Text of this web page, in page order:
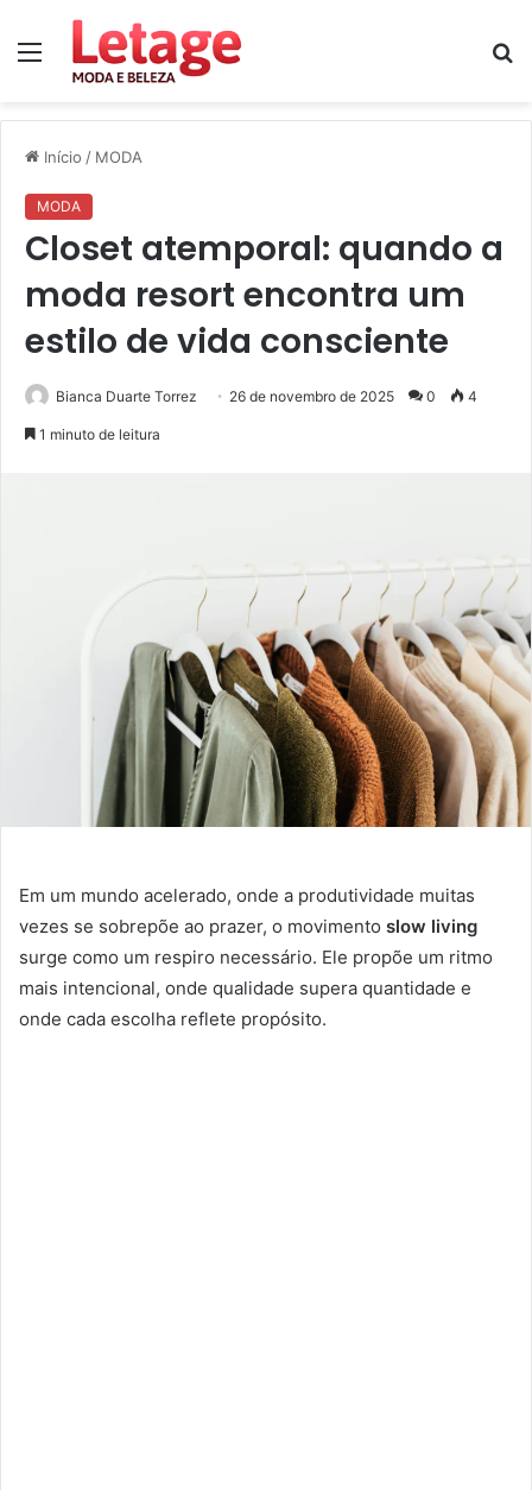
Menu
Início / MODA
MODA
Closet atemporal: quando a
moda resort encontra um
estilo de vida consciente
Bianca Duarte Torrez 26 de novembro de 2025 0 4
1 minuto de leitura
Em um mundo acelerado, onde a produtividade muitas
vezes se sobrepõe ao prazer, o movimento slow living
surge como um respiro necessário. Ele propõe um ritmo
mais intencional, onde qualidade supera quantidade e
onde cada escolha reflete propósito.